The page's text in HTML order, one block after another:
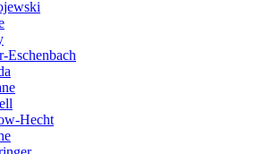
Eschenbach
Hecht